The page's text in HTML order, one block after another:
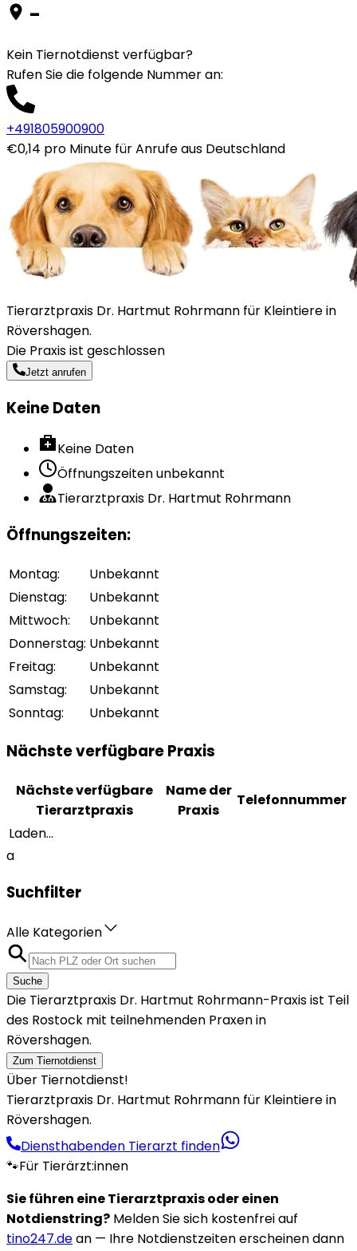
-
Kein Tiernotdienst verfügbar?
Rufen Sie die folgende Nummer an:
+491805900900
€0,14 pro Minute für Anrufe aus Deutschland
Tierarztpraxis Dr. Hartmut Rohrmann für Kleintiere in
Rövershagen.
Die Praxis ist geschlossen
Jetzt anrufen
Keine Daten
Keine Daten
Öffnungszeiten unbekannt
Tierarztpraxis Dr. Hartmut Rohrmann
Öffnungszeiten:
Montag:
Unbekannt
Dienstag:
Unbekannt
Mittwoch:
Unbekannt
Donnerstag: Unbekannt
Freitag:
Unbekannt
Samstag:
Unbekannt
Sonntag: Unbekannt
Nächste verfügbare Praxis
Nächste verfügbare
Tierarztpraxis
Name der
Praxis
Telefonnummer
Laden...
a
Suchfilter
Alle Kategorien
Suche
Die Tierarztpraxis Dr. Hartmut Rohrmann-Praxis ist Teil
des Rostock mit teilnehmenden Praxen in
Rövershagen.
Zum Tiernotdienst
Über Tiernotdienst!
Tierarztpraxis Dr. Hartmut Rohrmann für Kleintiere in
Rövershagen.
Diensthabenden Tierarzt finden
🐾Für Tierärzt:innen
Sie führen eine Tierarztpraxis oder einen
Notdienstring? Melden Sie sich kostenfrei auf
tino247.dean — Ihre Notdienstzeiten erscheinen dann